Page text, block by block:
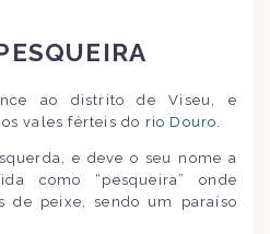
ao distrito de Viseu, e
vales férteis do rio Douro
e deve o seu nome a
como “pesqueira” onde
de peixe, sendo um paraíso